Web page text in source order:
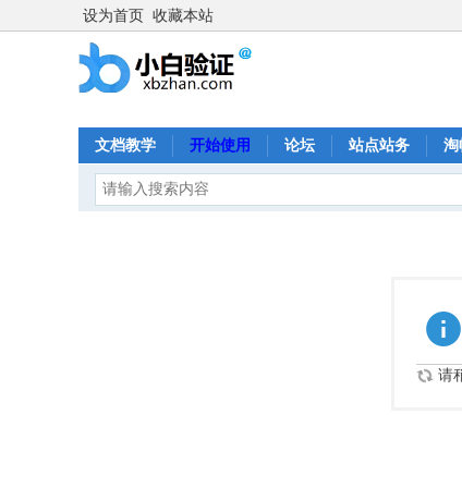
设为首页 收藏本站
文档教学 开始使用 论坛 站点站务 淘
请